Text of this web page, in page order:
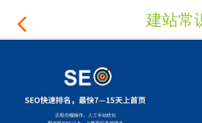
 建站常